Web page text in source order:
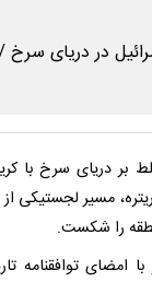
بر دریای سرخ با
مسیر لجستیکی از
را شکست.
توافقنامه